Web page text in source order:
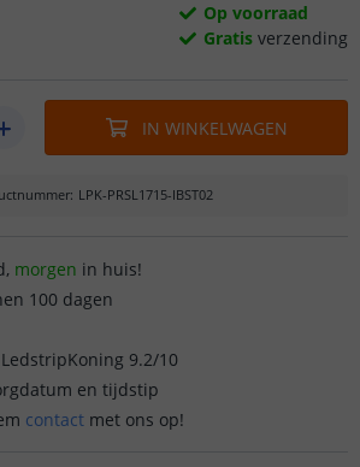
Op voorraad
Gratis verzending
IN WINKELWAGEN
: LPK-PRSL1715-IBST02
morgen in huis!
100 dagen
9.2/10
en tijdstip
contact met ons op!